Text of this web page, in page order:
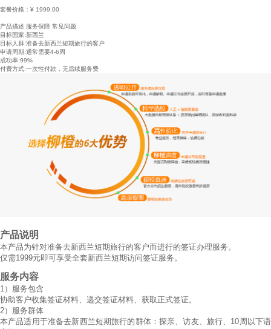
套餐价格： ¥ 1999.00
产品描述 服务保障 常见问题
目标国家:新西兰
目标人群:准备去新西兰短期旅行的客户
申请周期:通常需要4-6周
成功率:99%
付费方式:一次性付款，无后续服务费
产品说明
本产品为针对准备去新西兰短期旅行的客户而进行的签证办理服务。
仅需1999元即可享受全套新西兰短期访问签证服务。
服务内容
1） 服务包含
协助客户收集签证材料、递交签证材料、获取正式签证。
2） 服务群体
本产品适用于准备去新西兰短期旅行的群体：探亲、访友、旅行、10周以下语